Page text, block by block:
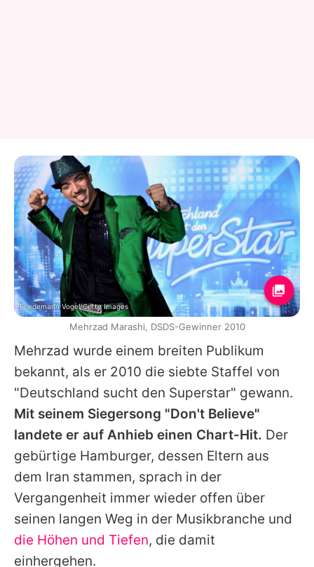
Mehrzad wurde einem breiten Publikum
bekannt, als er 2010 die siebte Staffel von
"Deutschland sucht den Superstar" gewann.
Mit seinem Siegersong "Don't Believe"
landete er auf Anhieb einen Chart-Hit. Der
gebürtige Hamburger, dessen Eltern aus
dem Iran stammen, sprach in der
Vergangenheit immer wieder offen über
seinen langen Weg in der Musikbranche und
die Höhen und Tiefen, die damit
einhergehen.
Friedemann Vogel/Getty Images
Mehrzad Marashi, DSDS-Gewinner 2010